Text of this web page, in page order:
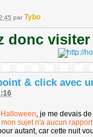
par Tybo
donc
& click avec
Halloween, je me devais
sujet n'a aucun
autant, car cette nuit